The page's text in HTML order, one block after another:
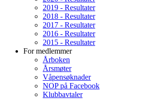
2019 - Resultater
2018 - Resultater
2017 - Resultater
2016 - Resultater
2015 - Resultater
For medlemmer
Årboken
Årsmøter
Våpensøknader
NOP på Facebook
Klubbavtaler